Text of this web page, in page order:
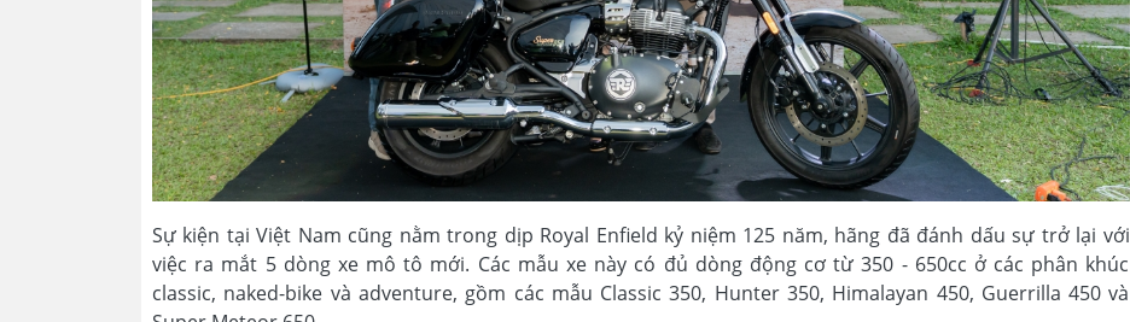
Sự kiện tại Việt Nam cũng nằm trong dịp Royal Enfield kỷ niệm 125 năm, hãng đã đánh dấu sự trở lại với
việc ra mắt 5 dòng xe mô tô mới. Các mẫu xe này có đủ dòng động cơ từ 350 - 650cc ở các phân khúc
classic, naked-bike và adventure, gồm các mẫu Classic 350, Hunter 350, Himalayan 450, Guerrilla 450 và